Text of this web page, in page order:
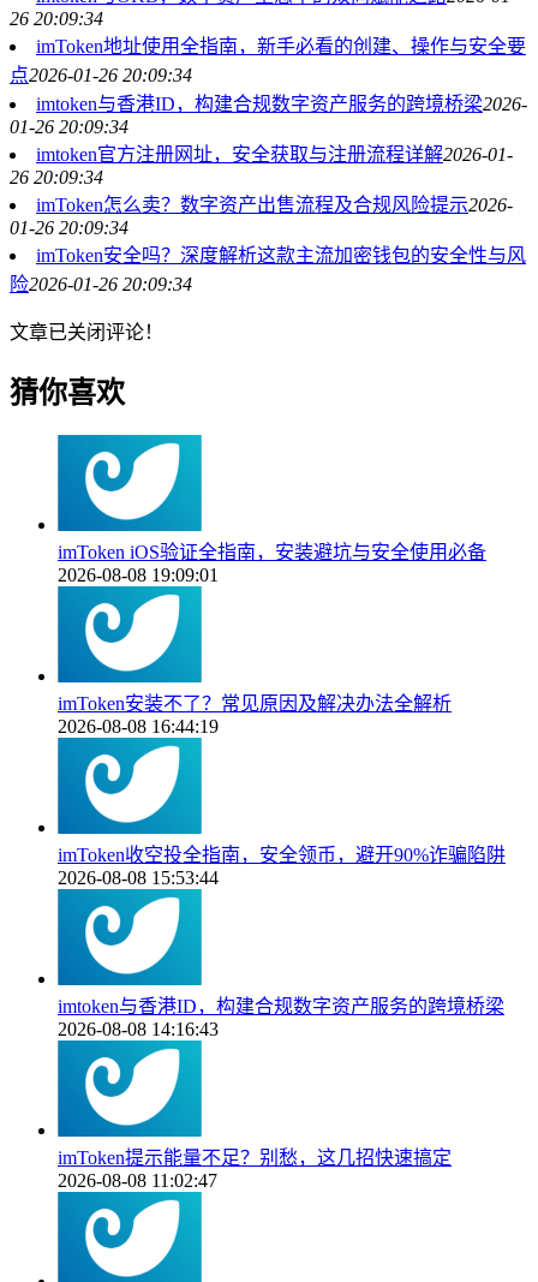
26 20:09:34
imToken地址使用全指南，新手必看的创建、操作与安全要
点2026-01-26 20:09:34
imtoken与香港ID，构建合规数字资产服务的跨境桥梁2026-
01-26 20:09:34
imtoken官方注册网址，安全获取与注册流程详解2026-01-
26 20:09:34
imToken怎么卖？数字资产出售流程及合规风险提示2026-
01-26 20:09:34
imToken安全吗？深度解析这款主流加密钱包的安全性与风
险2026-01-26 20:09:34
文章已关闭评论！
猜你喜欢
imToken iOS验证全指南，安装避坑与安全使用必备
2026-08-08 19:09:01
imToken安装不了？常见原因及解决办法全解析
2026-08-08 16:44:19
imToken收空投全指南，安全领币，避开90%诈骗陷阱
2026-08-08 15:53:44
imtoken与香港ID，构建合规数字资产服务的跨境桥梁
2026-08-08 14:16:43
imToken提示能量不足？别愁，这几招快速搞定
2026-08-08 11:02:47